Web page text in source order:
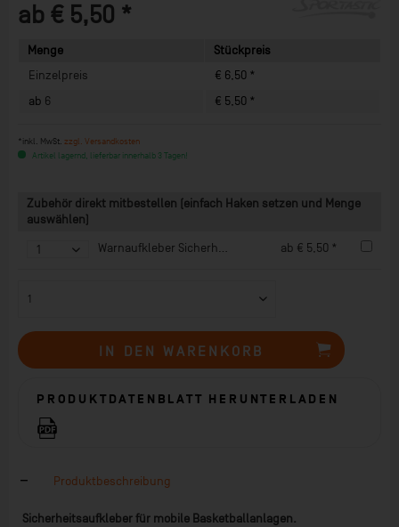
ab € 5,50 *
Menge
Stückpreis
Einzelpreis
€ 6,50 *
ab 6 € 5,50 *
*inkl. MwSt. zzgl. Versandkosten
Artikel lagernd, lieferbar innerhalb 3 Tagen!
Zubehör direkt mitbestellen (einfach Haken setzen und Menge
auswählen)
Warnaufkleber Sicherheitshinweis MOBILE BASKETBALLANLAGE ab € 5,50 *
IN DEN WARENKORB
PRODUKTDATENBLATT HERUNTERLADEN
Produktbeschreibung
Sicherheitsaufkleber für mobile Basketballanlagen.